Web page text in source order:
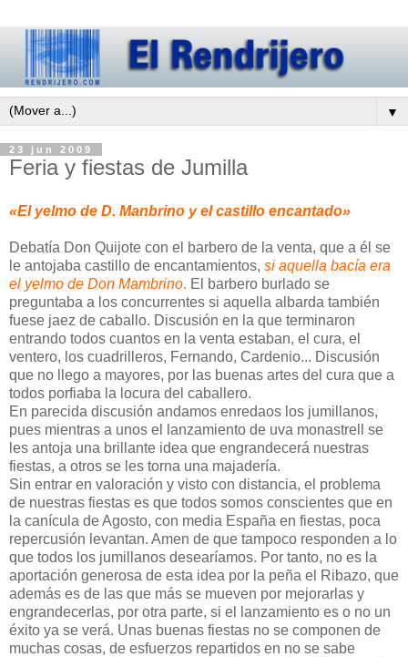
▼
23 jun 2009
Feria y fiestas de Jumilla
«El yelmo de D. Manbrino y el castillo encantado»
Debatía Don Quijote con el barbero de la venta, que a él se
le antojaba castillo de encantamientos, si aquella bacía era
el yelmo de Don Mambrino. El barbero burlado se
preguntaba a los concurrentes si aquella albarda también
fuese jaez de caballo. Discusión en la que terminaron
entrando todos cuantos en la venta estaban, el cura, el
ventero, los cuadrilleros, Fernando, Cardenio... Discusión
que no llego a mayores, por las buenas artes del cura que a
todos porfiaba la locura del caballero.
En parecida discusión andamos enredaos los jumillanos,
pues mientras a unos el lanzamiento de uva monastrell se
les antoja una brillante idea que engrandecerá nuestras
fiestas, a otros se les torna una majadería.
Sin entrar en valoración y visto con distancia, el problema
de nuestras fiestas es que todos somos conscientes que en
la canícula de Agosto, con media España en fiestas, poca
repercusión levantan. Amen de que tampoco responden a lo
que todos los jumillanos desearíamos. Por tanto, no es la
aportación generosa de esta idea por la peña el Ribazo, que
además es de las que más se mueven por mejorarlas y
engrandecerlas, por otra parte, si el lanzamiento es o no un
éxito ya se verá. Unas buenas fiestas no se componen de
muchas cosas, de esfuerzos repartidos en no se sabe